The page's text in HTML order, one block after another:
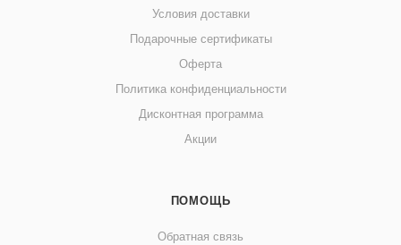
Условия доставки
Подарочные сертификаты
Оферта
Политика конфиденциальности
Дисконтная программа
Акции
ПОМОЩЬ
Обратная связь